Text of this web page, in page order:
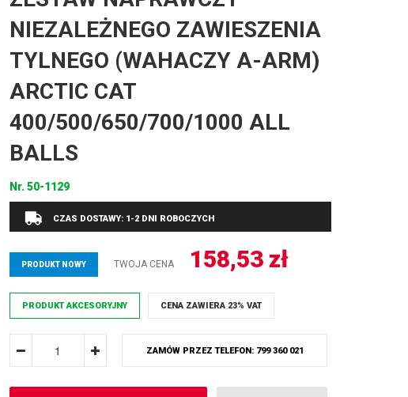
NIEZALEŻNEGO ZAWIESZENIA
TYLNEGO (WAHACZY A-ARM)
ARCTIC CAT
400/500/650/700/1000 ALL
BALLS
Nr.50-1129
CZAS DOSTAWY: 1-2 DNI ROBOCZYCH
PRODUKT NOWY TWOJA CENA 158,53 zł
PRODUKT AKCESORYJNY CENA ZAWIERA 23% VAT
ZAMÓW PRZEZ TELEFON: 799 360 021